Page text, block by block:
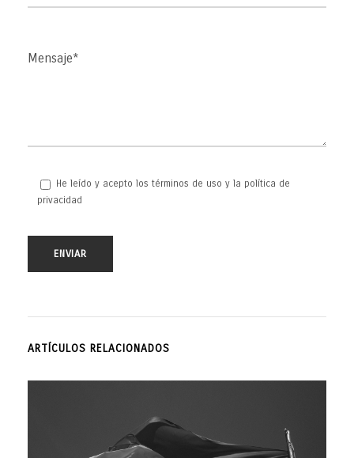
He leído y acepto los términos de uso y la política de
privacidad
ARTÍCULOS RELACIONADOS